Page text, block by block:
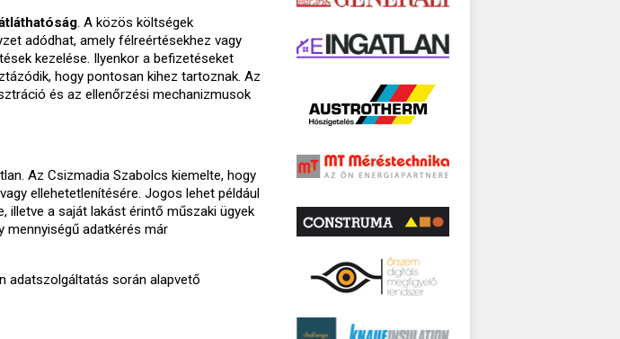
. A közös költségek
adódhat, amely félreértésekhez vagy
kezelése. Ilyenkor a befizetéseket
hogy pontosan kihez tartoznak. Az
és az ellenőrzési mechanizmusok
Az Csizmadia Szabolcs kiemelte, hogy
ellehetetlenítésére. Jogos lehet például
illetve a saját lakást érintő műszaki ügyek
mennyiségű adatkérés már
adatszolgáltatás során alapvető